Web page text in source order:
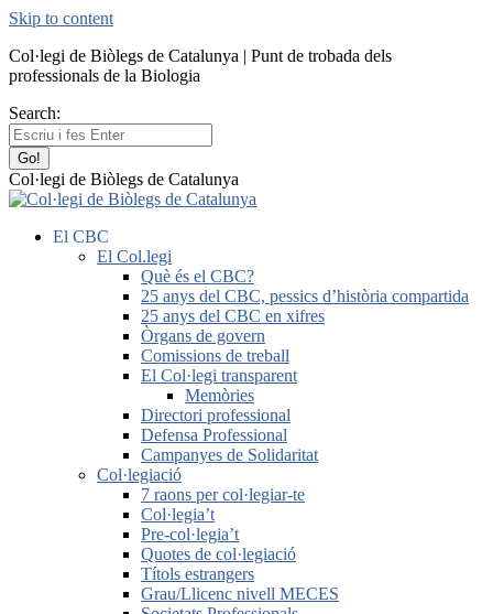
Skip to content
Col·legi de Biòlegs de Catalunya | Punt de trobada dels
professionals de la Biologia
Search:
Col·legi de Biòlegs de Catalunya
El CBC
El Col.legi
Què és el CBC?
25 anys del CBC, pessics d’història compartida
25 anys del CBC en xifres
Òrgans de govern
Comissions de treball
El Col·legi transparent
Memòries
Directori professional
Defensa Professional
Campanyes de Solidaritat
Col·legiació
7 raons per col·legiar-te
Col·legia’t
Pre-col·legia’t
Quotes de col·legiació
Títols estrangers
Grau/Llicenc nivell MECES